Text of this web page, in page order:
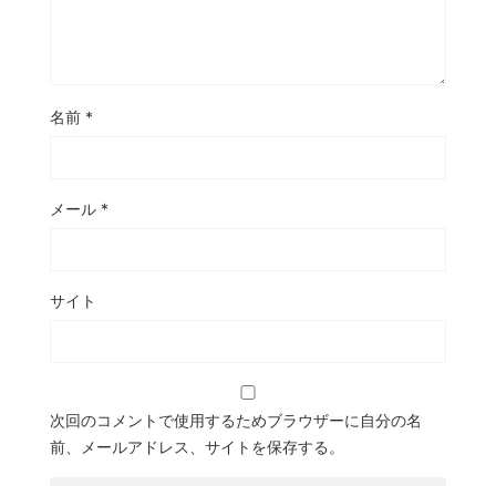
名前 *
メール *
サイト
次回のコメントで使用するためブラウザーに自分の名
前、メールアドレス、サイトを保存する。